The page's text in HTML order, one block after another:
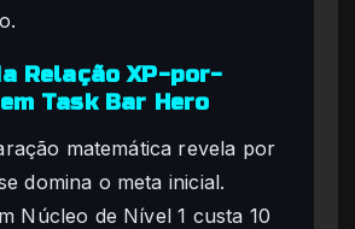
Relação XP-por-
Task Bar Hero
matemática revela por
domina o meta inicial.
Núcleo de Nível 1 custa 10